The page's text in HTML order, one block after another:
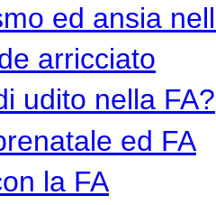
ed ansia
arricciato
udito nella FA?
ed FA
la FA